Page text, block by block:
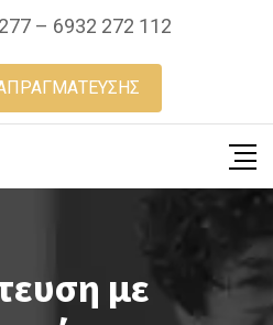
– 6932 272 112
με